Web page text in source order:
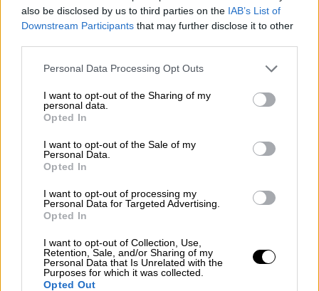
also be disclosed by us to third parties on the IAB’s List of
Downstream Participants that may further disclose it to other
Please note that this website/app uses one or more Google
not limited to your visit or usage behaviour. You may click to
grant or deny consent to Google and its third-party tags to
use your data for below specified purposes in below Google
consent section.
Personal Data Processing Opt Outs
I want to opt-out of the Sharing of my
personal data.
Opted In
I want to opt-out of the Sale of my
Personal Data.
Opted In
I want to opt-out of processing my
Personal Data for Targeted Advertising.
Opted In
I want to opt-out of Collection, Use,
Retention, Sale, and/or Sharing of my
Personal Data that Is Unrelated with the
Purposes for which it was collected.
Opted Out
Ελλάδα|10.05.2019 12:28
Πάγου για το «όχι» και την απεργία
πείνας
Ζήτησε τον φάκελο της υπόθεσης η
εισαγγελία του Αρείου Πάγου